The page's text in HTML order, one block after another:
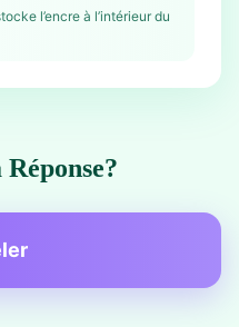
l’encre à l’intérieur du